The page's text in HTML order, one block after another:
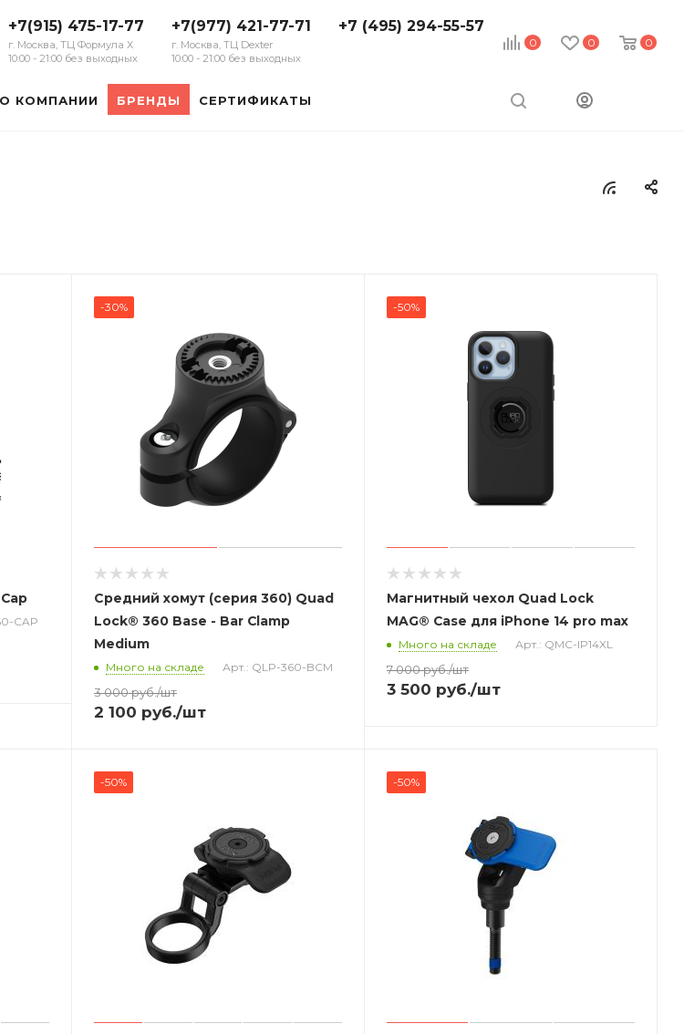
0 0 0
+7(915) 475-17-77
г. Москва, ТЦ Формула Х
10:00 - 21:00 без выходных
+7(977) 421-77-71
г. Москва, ТЦ Dexter
10:00 - 21:00 без выходных
+7 (495) 294-55-57
О КОМПАНИИ БРЕНДЫ СЕРТИФИКАТЫ
CAP
-30%
Средний хомут (серия 360) Quad
Lock® 360 Base - Bar Clamp
Medium
Много на складе Арт.: QLP-360-BCM
3 000руб./шт
2 100 руб./шт
-50%
Магнитный чехол Quad Lock
MAG® Case для iPhone 14 pro max
Много на складе Арт.: QMC-IP14XL
7 000руб./шт
3 500 руб./шт
-50% -50%